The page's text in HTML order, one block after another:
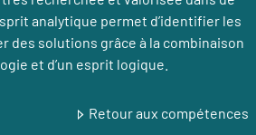
analytique permet d’identifier les
des solutions grâce à la combinaison
et d’un esprit logique.
Retour aux compétences